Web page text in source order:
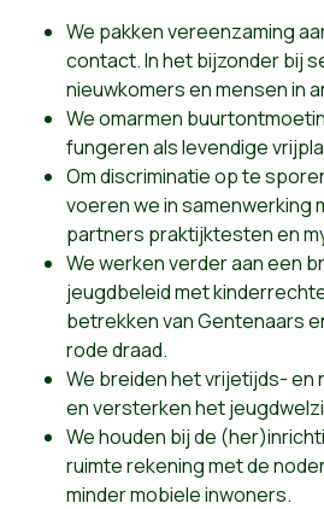
We pakken vereenzaming
contact. In het bijzonder bij
nieuwkomers en mensen in
We omarmen
fungeren als levendige
Om discriminatie op te
voeren we in samenwerking
partners praktijktesten en
We werken verder aan een
jeugdbeleid met
betrekken van Gentenaars
rode draad.
We breiden het vrijetijds- en
en versterken het
We houden bij de
ruimte rekening met de
minder mobiele inwoners.